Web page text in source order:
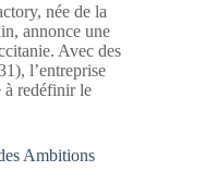
née de la
annonce une
Avec des
l’entreprise
à redéfinir le
Ambitions